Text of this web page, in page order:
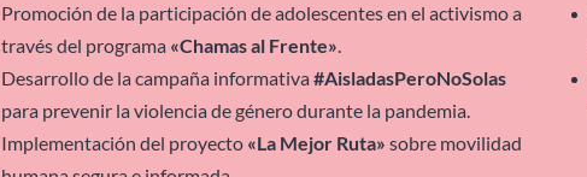
Promoción de la participación de adolescentes en el activismo a
través del programa «Chamas al Frente».
Desarrollo de la campaña informativa#AisladasPeroNoSolas
para prevenir la violencia de género durante la pandemia.
Implementación del proyecto «La Mejor Ruta» sobre movilidad